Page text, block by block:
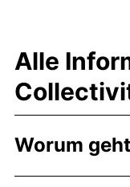
Alle
Worum